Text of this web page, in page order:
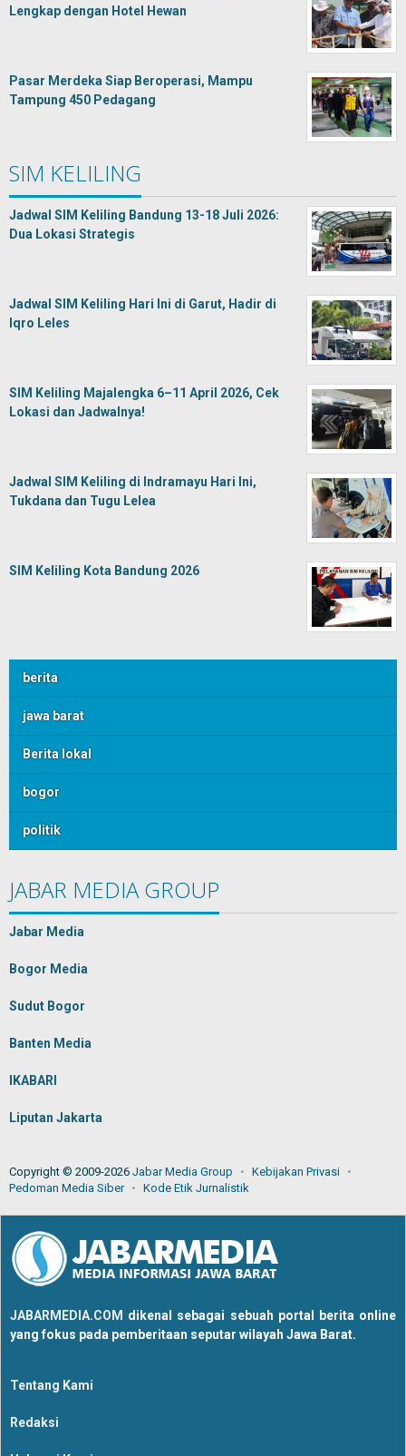
Lengkap dengan Hotel Hewan
Pasar Merdeka Siap Beroperasi, Mampu
Tampung 450 Pedagang
SIM KELILING
Jadwal SIM Keliling Bandung 13-18 Juli 2026:
Dua Lokasi Strategis
Jadwal SIM Keliling Hari Ini di Garut, Hadir di
Iqro Leles
SIM Keliling Majalengka 6–11 April 2026, Cek
Lokasi dan Jadwalnya!
Jadwal SIM Keliling di Indramayu Hari Ini,
Tukdana dan Tugu Lelea
SIM Keliling Kota Bandung 2026
berita
jawa barat
Berita lokal
bogor
politik
JABAR MEDIA GROUP
Jabar Media
Bogor Media
Sudut Bogor
Banten Media
IKABARI
Liputan Jakarta
Copyright © 2009-2026 Jabar Media Group
Kebijakan Privasi
Pedoman Media Siber
Kode Etik Jurnalistik
JABARMEDIA.COM dikenal sebagai sebuah portal berita online
yang fokus pada pemberitaan seputar wilayah Jawa Barat.
Tentang Kami
Redaksi